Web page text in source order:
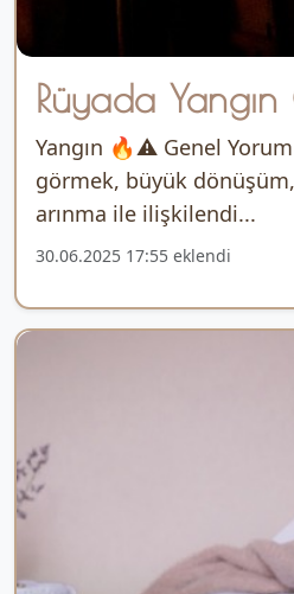
Rüyada
Yangın 🔥⚠️ Genel
görmek, büyük
arınma ile ilişkilendi...
30.06.2025 17:55 eklendi